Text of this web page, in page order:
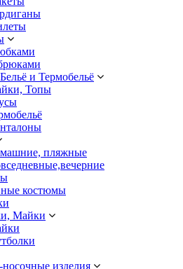
и Термобельё
Топы
пляжные
костюмы
Майки
изделия